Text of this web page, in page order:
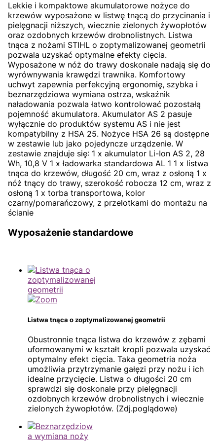
Lekkie i kompaktowe akumulatorowe nożyce do
krzewów wyposażone w listwę tnącą do przycinania i
pielęgnacji niższych, wiecznie zielonych żywopłotów
oraz ozdobnych krzewów drobnolistnych. Listwa
tnąca z nożami STIHL o zoptymalizowanej geometrii
pozwala uzyskać optymalne efekty cięcia.
Wyposażone w nóż do trawy doskonale nadają się do
wyrównywania krawędzi trawnika. Komfortowy
uchwyt zapewnia perfekcyjną ergonomię, szybka i
beznarzędziowa wymiana ostrza, wskaźnik
naładowania pozwala łatwo kontrolować pozostałą
pojemność akumulatora. Akumulator AS 2 pasuje
wyłącznie do produktów systemu AS i nie jest
kompatybilny z HSA 25. Nożyce HSA 26 są dostępne
w zestawie lub jako pojedyncze urządzenie. W
zestawie znajduje się: 1 x akumulator Li-Ion AS 2, 28
Wh, 10,8 V 1 x ładowarka standardowa AL 1 1 x listwa
tnąca do krzewów, długość 20 cm, wraz z osłoną 1 x
nóż tnący do trawy, szerokość robocza 12 cm, wraz z
osłoną 1 x torba transportowa, kolor
czarny/pomarańczowy, z przelotkami do montażu na
ścianie
Wyposażenie standardowe
Listwa tnąca o zoptymalizowanej geometrii
Obustronnie tnąca listwa do krzewów z zębami
uformowanymi w kształt kropli pozwala uzyskać
optymalny efekt cięcia. Taka geometria noża
umożliwia przytrzymanie gałęzi przy nożu i ich
idealne przycięcie. Listwa o długości 20 cm
sprawdzi się doskonale przy pielęgnacji
ozdobnych krzewów drobnolistnych i wiecznie
zielonych żywopłotów. (Zdj.poglądowe)